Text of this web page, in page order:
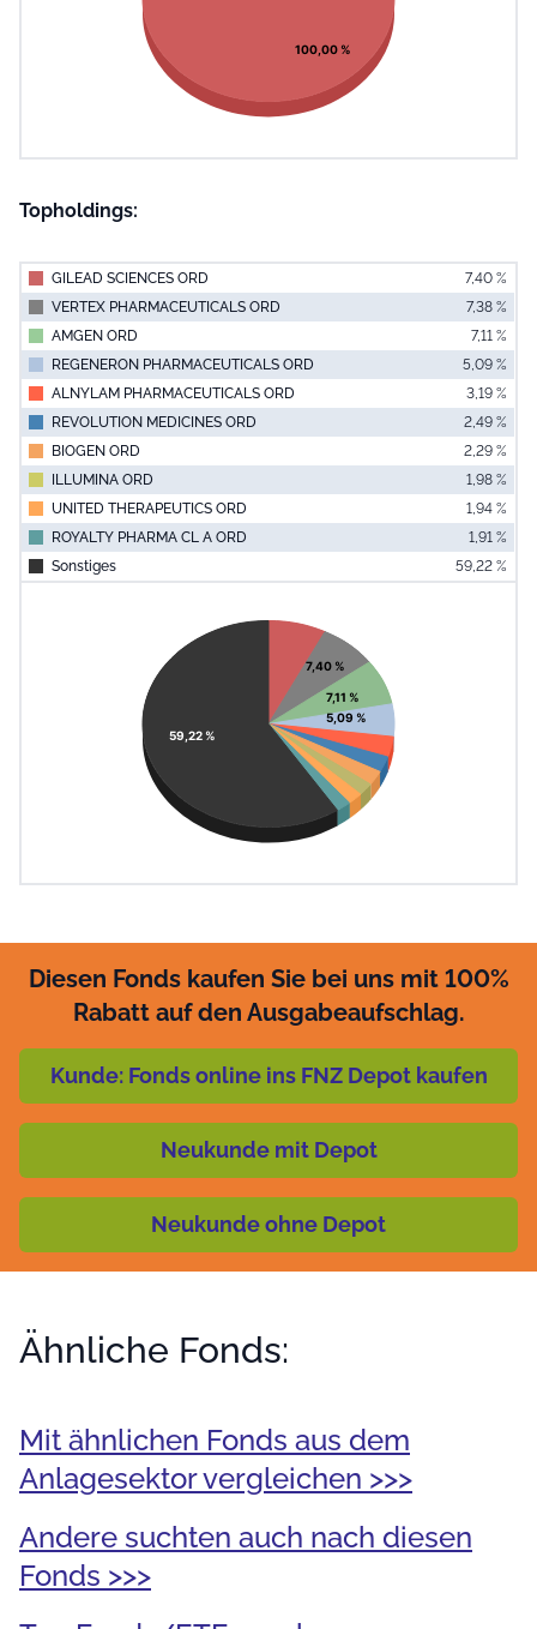
100,00 %
Topholdings:
GILEAD SCIENCES ORD
7,40 %
VERTEX PHARMACEUTICALS ORD
7,38 %
AMGEN ORD
7,11 %
REGENERON PHARMACEUTICALS ORD
5,09 %
ALNYLAM PHARMACEUTICALS ORD
3,19 %
REVOLUTION MEDICINES ORD
2,49 %
BIOGEN ORD
2,29 %
ILLUMINA ORD
1,98 %
UNITED THERAPEUTICS ORD
1,94 %
ROYALTY PHARMA CL A ORD
1,91 %
Sonstiges
59,22 %
Pie chart with 11 slices.
View as data table, Chart
7,40 %
7,11 %
5,09 %
59,22 %
Diesen Fonds kaufen Sie bei uns mit 100%
Rabatt auf den Ausgabeaufschlag.
Kunde: Fonds online ins FNZ Depot kaufen
Neukunde mit Depot
Neukunde ohne Depot
Ähnliche Fonds:
Mit ähnlichen Fonds aus dem
Anlagesektor vergleichen >>>
Andere suchten auch nach diesen
Fonds >>>